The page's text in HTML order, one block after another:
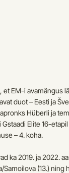
EM-i avamängus
duot – Eesti ja
Hüberli ja
Elite 16-
– 4. koha.
ka 2019. ja 2022.
(13.) ning